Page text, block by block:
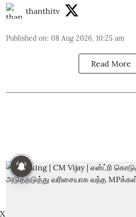
thanthitv
Published on: 08 Aug 2026, 10:25 am
Read More
X